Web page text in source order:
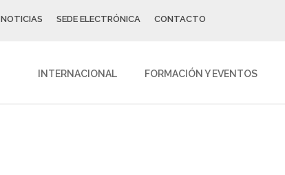
NOTICIAS SEDE ELECTRÓNICA CONTACTO
INTERNACIONAL FORMACIÓN Y EVENTOS